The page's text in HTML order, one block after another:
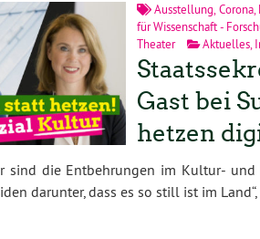
Ausstellung Corona,
für Wissenschaft -
Theater
Aktuelles,
Gast bei
hetzen
sind die Entbehrungen im Kultur-
darunter, dass es so still ist im